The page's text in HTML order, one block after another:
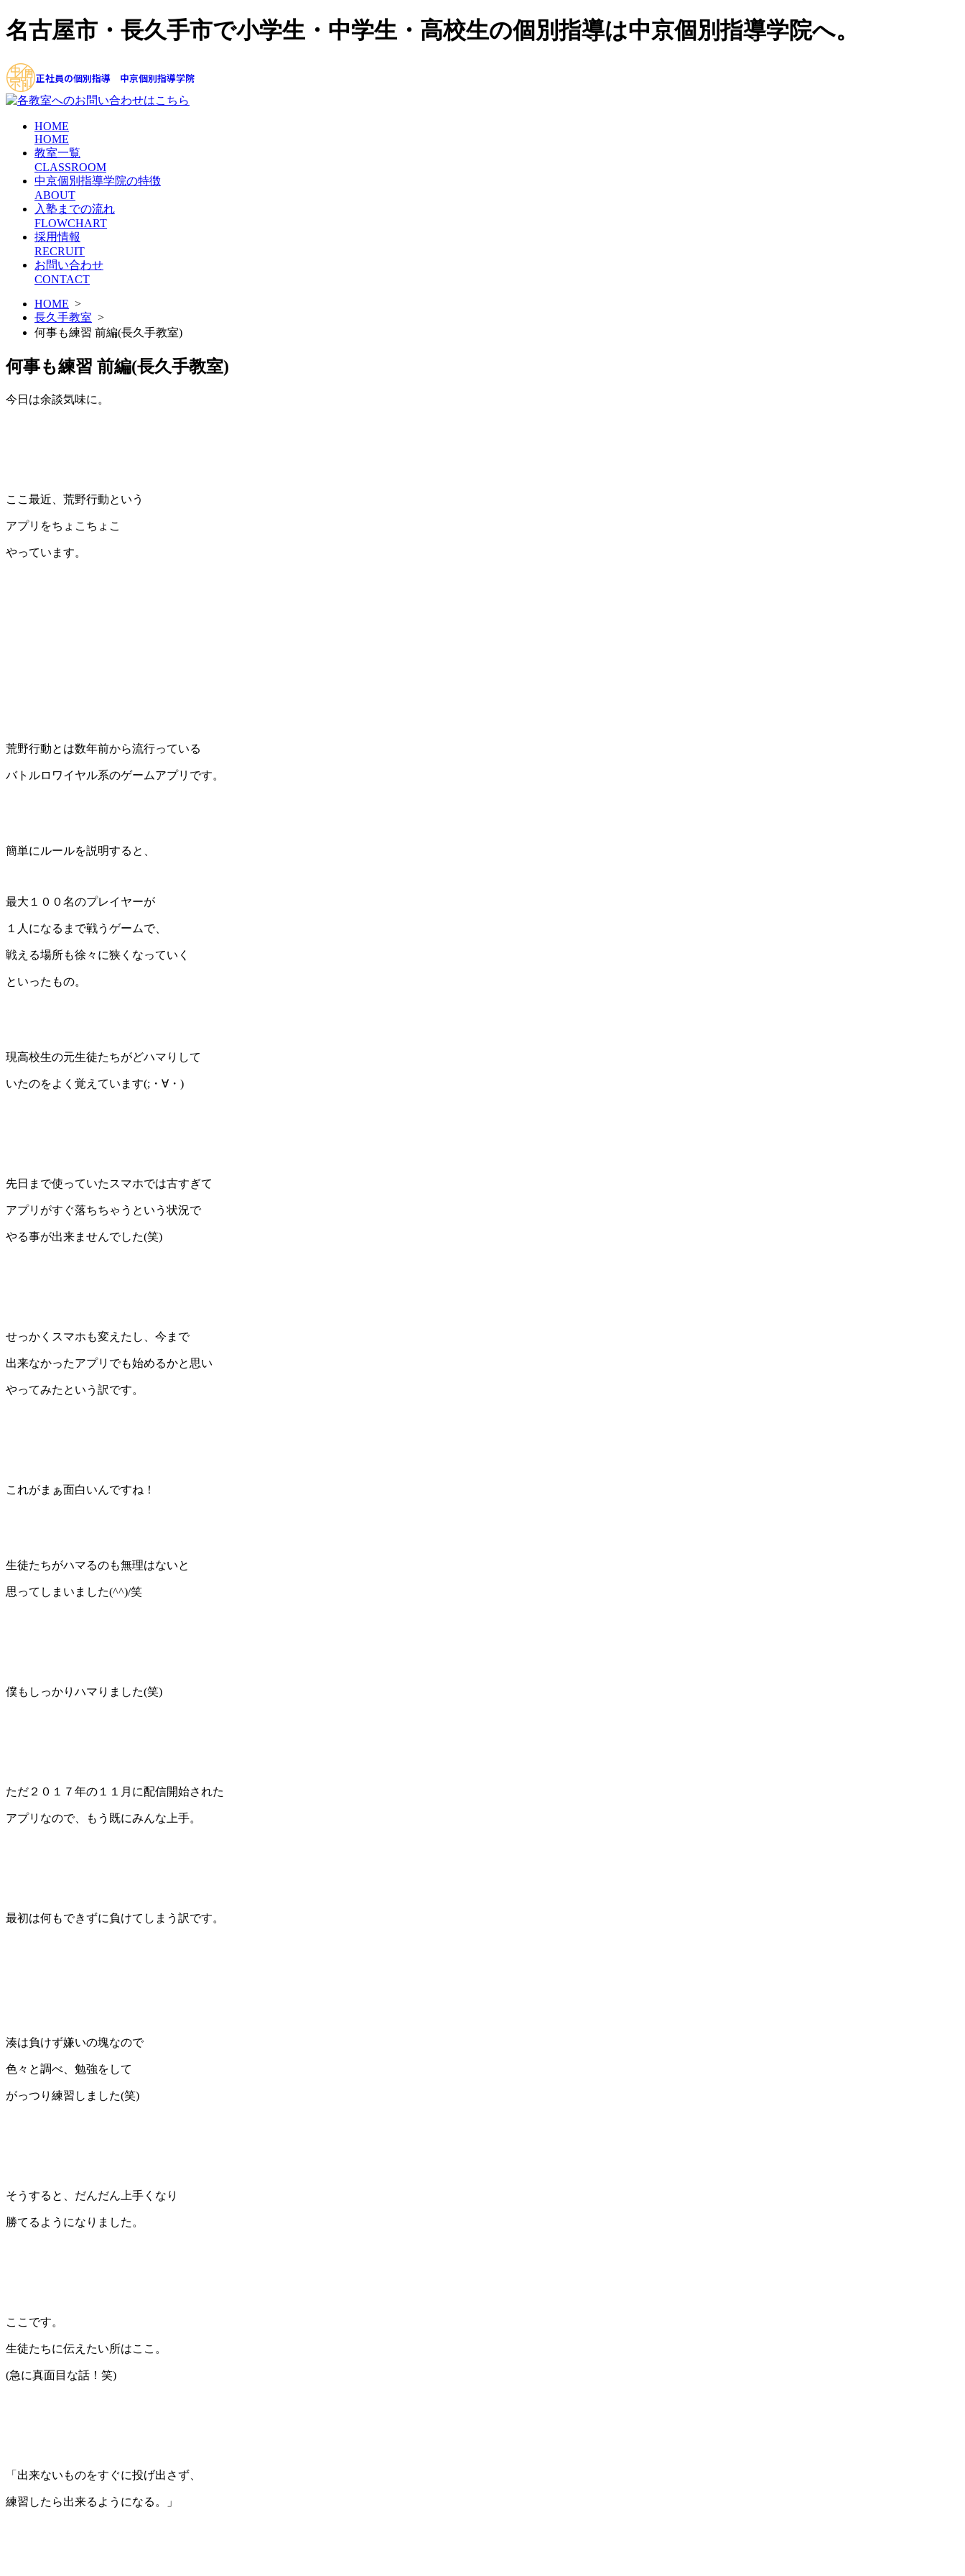
名古屋市・長久手市で小学生・中学生・高校生の個別指導は中京個別指導学院へ。
正社員の個別指導 中京個別指導学院
HOME
HOME
教室一覧
CLASSROOM
中京個別指導学院の特徴
ABOUT
入塾までの流れ
FLOWCHART
採用情報
RECRUIT
お問い合わせ
CONTACT
HOME >
長久手教室 >
何事も練習 前編(長久手教室)
何事も練習 前編(長久手教室)
今日は余談気味に。
ここ最近、荒野行動という
アプリをちょこちょこ
やっています。
荒野行動とは数年前から流行っている
バトルロワイヤル系のゲームアプリです。
簡単にルールを説明すると、
最大１００名のプレイヤーが
１人になるまで戦うゲームで、
戦える場所も徐々に狭くなっていく
といったもの。
現高校生の元生徒たちがどハマりして
いたのをよく覚えています(;・∀・)
先日まで使っていたスマホでは古すぎて
アプリがすぐ落ちちゃうという状況で
やる事が出来ませんでした(笑)
せっかくスマホも変えたし、今まで
出来なかったアプリでも始めるかと思い
やってみたという訳です。
これがまぁ面白いんですね！
生徒たちがハマるのも無理はないと
思ってしまいました(^^)/笑
僕もしっかりハマりました(笑)
ただ２０１７年の１１月に配信開始された
アプリなので、もう既にみんな上手。
最初は何もできずに負けてしまう訳です。
湊は負けず嫌いの塊なので
色々と調べ、勉強をして
がっつり練習しました(笑)
そうすると、だんだん上手くなり
勝てるようになりました。
ここです。
生徒たちに伝えたい所はここ。
(急に真面目な話！笑)
「出来ないものをすぐに投げ出さず、
練習したら出来るようになる。」